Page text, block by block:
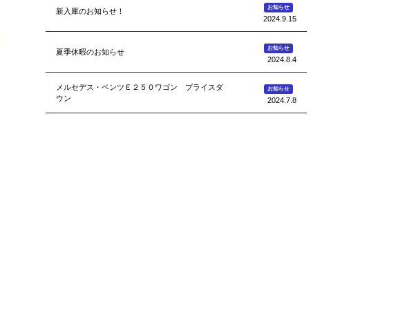
新入庫のお知らせ！ お知らせ
2024.9.15
夏季休暇のお知らせ お知らせ
2024.8.4
メルセデス・ベンツＥ２５０ワゴン プライスダ
ウン
お知らせ
2024.7.8